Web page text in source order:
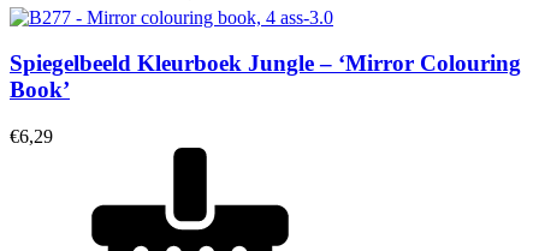
Spiegelbeeld Kleurboek Jungle – ‘Mirror Colouring
Book’
€6,29